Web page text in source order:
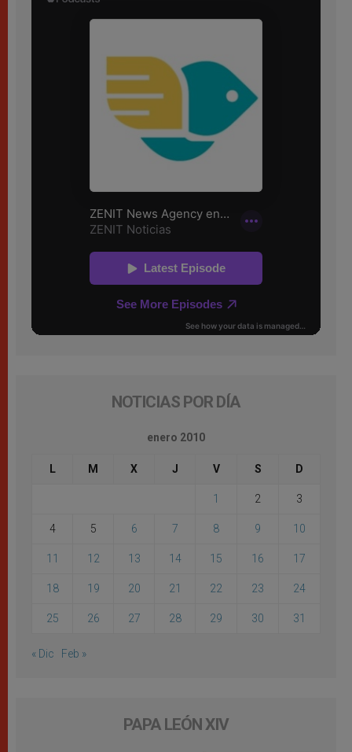
NOTICIAS POR DÍA
enero 2010
L M X J V S D
1 2 3
4 5 6 7 8 9 10
11 12 13 14 15 16 17
18 19 20 21 22 23 24
25 26 27 28 29 30 31
« Dic Feb »
PAPA LEÓN XIV